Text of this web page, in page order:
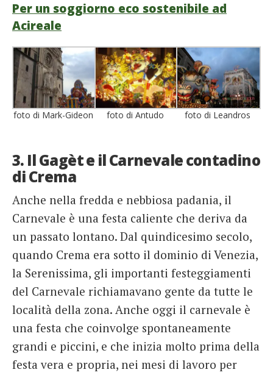
Per un soggiorno eco sostenibile ad
Acireale
foto di Mark-Gideon foto di Antudo foto di Leandros
3. Il Gagèt e il Carnevale contadino
di Crema
Anche nella fredda e nebbiosa padania, il
Carnevale è una festa caliente che deriva da
un passato lontano. Dal quindicesimo secolo,
quando Crema era sotto il dominio di Venezia,
la Serenissima, gli importanti festeggiamenti
del Carnevale richiamavano gente da tutte le
località della zona. Anche oggi il carnevale è
una festa che coinvolge spontaneamente
grandi e piccini, e che inizia molto prima della
festa vera e propria, nei mesi di lavoro per